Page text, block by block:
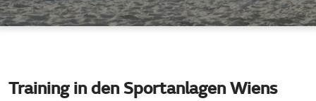
Training in den Sportanlagen Wiens